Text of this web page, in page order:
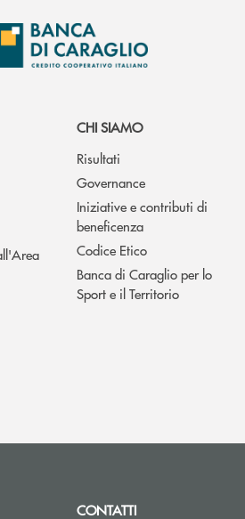
CHI SIAMO
Risultati
Governance
Iniziative e contributi di
beneficenza
Codice Etico
Banca di Caraglio per lo
Sport e il Territorio
CONTATTI